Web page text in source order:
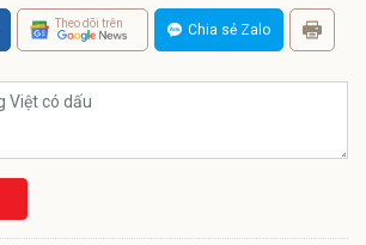
Theo dõi trên Chia sẻ Zalo